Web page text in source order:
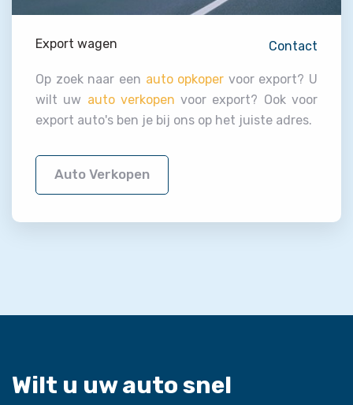
Export wagen Contact
Op zoek naar een auto opkoper voor export? U
wilt uw auto verkopen voor export? Ook voor
export auto's ben je bij ons op het juiste adres.
Auto Verkopen
Wilt u uw auto snel